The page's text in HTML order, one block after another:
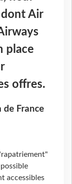
dont Air
place
offres.
France
accessibles